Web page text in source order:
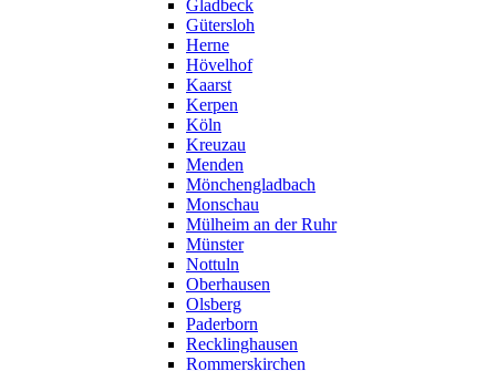
Gladbeck
Gütersloh
Herne
Hövelhof
Kaarst
Kerpen
Köln
Kreuzau
Menden
Mönchengladbach
Monschau
Mülheim an der Ruhr
Münster
Nottuln
Oberhausen
Olsberg
Paderborn
Recklinghausen
Rommerskirchen